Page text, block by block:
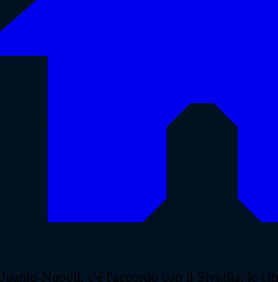
Juanlu-Napoli, c'è l'accordo con il Siviglia: le